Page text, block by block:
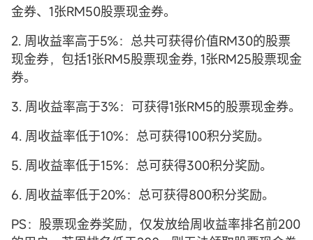
金券、1张RM50股票现金券。
2. 周收益率高于5%：总共可获得价值RM30的股票
现金券，包括1张RM5股票现金券, 1张RM25股票现金
券。
3. 周收益率高于3%：可获得1张RM5的股票现金券。
4. 周收益率低于10%：总可获得100积分奖励。
5. 周收益率低于15%：总可获得300积分奖励。
6. 周收益率低于20%：总可获得800积分奖励。
PS：股票现金券奖励，仅发放给周收益率排名前200